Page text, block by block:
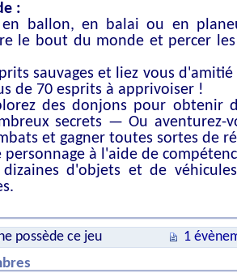
:
en ballon, en balai ou en
le bout du monde et percer
sauvages et liez vous
de 70 esprits à apprivoiser !
des donjons pour obtenir
secrets — Ou
et gagner toutes sortes de
personnage à l'aide de
dizaines d'objets et de
possède ce jeu
1